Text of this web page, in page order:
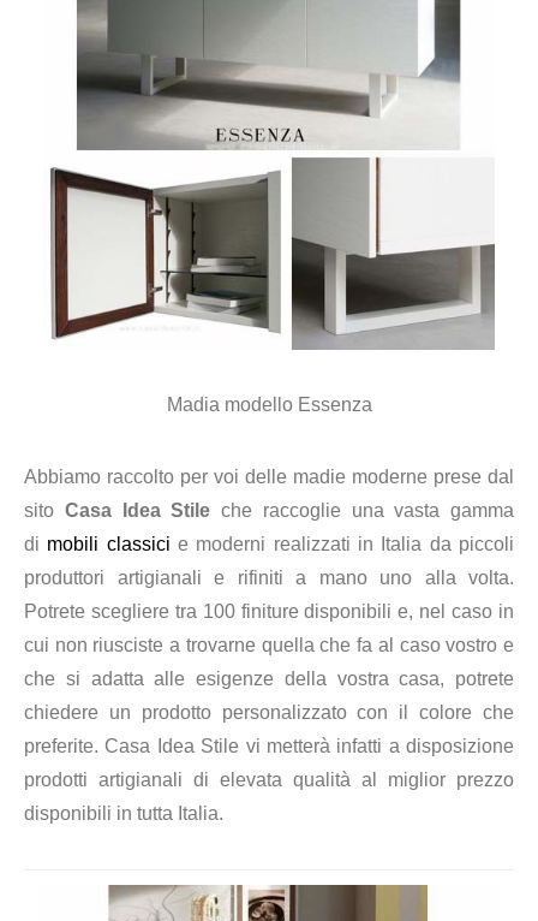
Madia modello Essenza
Abbiamo raccolto per voi delle madie moderne prese dal
sito Casa Idea Stile che raccoglie una vasta gamma
di mobili classici e moderni realizzati in Italia da piccoli
produttori artigianali e rifiniti a mano uno alla volta.
Potrete scegliere tra 100 finiture disponibili e, nel caso in
cui non riusciste a trovarne quella che fa al caso vostro e
che si adatta alle esigenze della vostra casa, potrete
chiedere un prodotto personalizzato con il colore che
preferite. Casa Idea Stile vi metterà infatti a disposizione
prodotti artigianali di elevata qualità al miglior prezzo
disponibili in tutta Italia.